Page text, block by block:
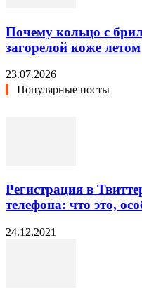
Почему кольцо с
загорелой коже летом
23.07.2026
Популярные посты
Регистрация в
телефона: что это,
24.12.2021